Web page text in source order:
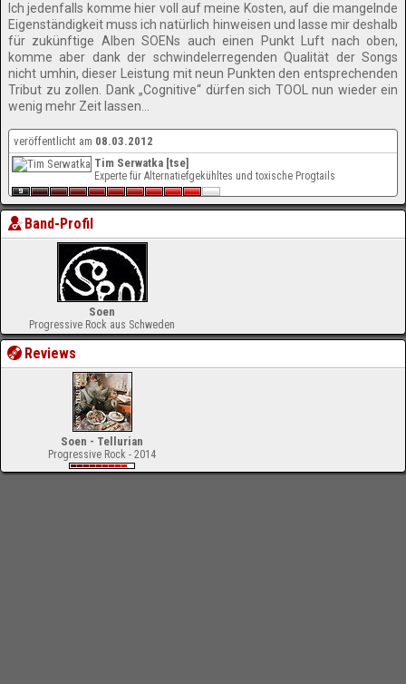
Ich jedenfalls komme hier voll auf meine Kosten, auf die mangelnde
Eigenständigkeit muss ich natürlich hinweisen und lasse mir deshalb
für zukünftige Alben SOENs auch einen Punkt Luft nach oben,
komme aber dank der schwindelerregenden Qualität der Songs
nicht umhin, dieser Leistung mit neun Punkten den entsprechenden
Tribut zu zollen. Dank „Cognitive“ dürfen sich TOOL nun wieder ein
wenig mehr Zeit lassen…
veröffentlicht am 08.03.2012
Tim Serwatka [tse]
Experte für Alternatiefgekühltes und toxische Progtails
Band-Profil
Soen
Progressive Rock aus Schweden
Reviews
Soen - Tellurian
Progressive Rock - 2014